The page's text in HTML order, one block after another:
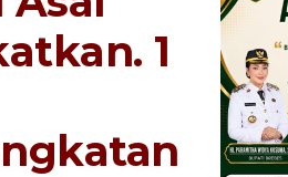
Puluhan Remaja hingga Anak SD Terjaring
di Pemalang
1